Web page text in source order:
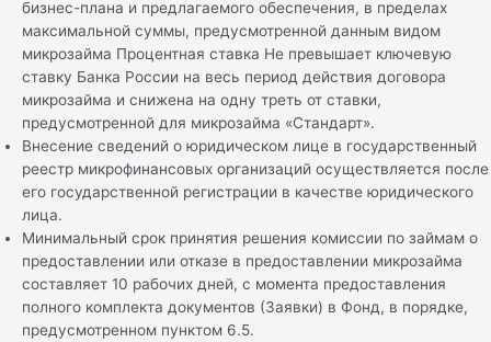
бизнес-плана и предлагаемого обеспечения, в пределах
максимальной суммы, предусмотренной данным видом
микрозайма Процентная ставка Не превышает ключевую
ставку Банка России на весь период действия договора
микрозайма и снижена на одну треть от ставки,
предусмотренной для микрозайма «Стандарт».
Внесение сведений о юридическом лице в государственный
реестр микрофинансовых организаций осуществляется после
его государственной регистрации в качестве юридического
лица.
Минимальный срок принятия решения комиссии по займам о
предоставлении или отказе в предоставлении микрозайма
составляет 10 рабочих дней, с момента предоставления
полного комплекта документов (Заявки) в Фонд, в порядке,
предусмотренном пунктом 6.5.